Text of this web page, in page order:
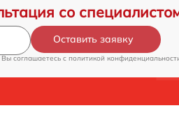
со
Оставить заявку
соглашаетесь c политикой